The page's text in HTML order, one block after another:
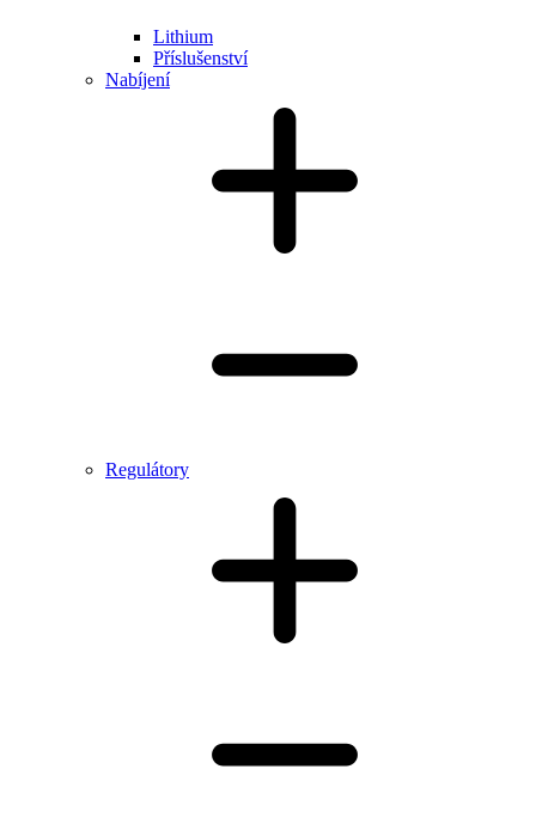
Lithium
Příslušenství
Nabíjení
Regulátory